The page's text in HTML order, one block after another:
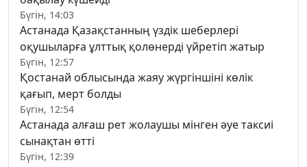
Бүгін, 14:03
Астанада Қазақстанның үздік шеберлері
оқушыларға ұлттық қолөнерді үйретіп жатыр
Бүгін, 12:57
Қостанай облысында жаяу жүргіншіні көлік
қағып, мерт болды
Бүгін, 12:54
Астанада алғаш рет жолаушы мінген әуе таксиі
сынақтан өтті
Бүгін, 12:39